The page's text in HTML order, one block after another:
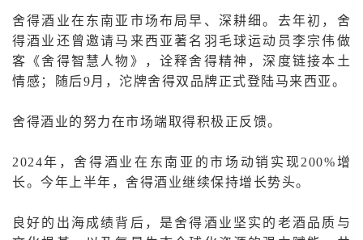
舍得酒业在东南亚市场布局早、深耕细。去年初，舍
得酒业还曾邀请马来西亚著名羽毛球运动员李宗伟做
客《舍得智慧人物》，诠释舍得精神，深度链接本土
情感；随后9月，沱牌舍得双品牌正式登陆马来西亚。
舍得酒业的努力在市场端取得积极正反馈。
2024年，舍得酒业在东南亚的市场动销实现200%增
长。今年上半年，舍得酒业继续保持增长势头。
良好的出海成绩背后，是舍得酒业坚实的老酒品质与